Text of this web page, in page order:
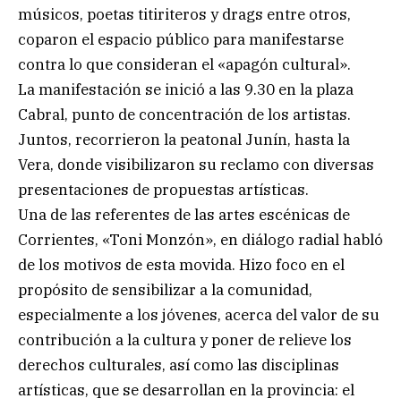
músicos, poetas titiriteros y drags entre otros,
coparon el espacio público para manifestarse
contra lo que consideran el «apagón cultural».
La manifestación se inició a las 9.30 en la plaza
Cabral, punto de concentración de los artistas.
Juntos, recorrieron la peatonal Junín, hasta la
Vera, donde visibilizaron su reclamo con diversas
presentaciones de propuestas artísticas.
Una de las referentes de las artes escénicas de
Corrientes, «Toni Monzón», en diálogo radial habló
de los motivos de esta movida. Hizo foco en el
propósito de sensibilizar a la comunidad,
especialmente a los jóvenes, acerca del valor de su
contribución a la cultura y poner de relieve los
derechos culturales, así como las disciplinas
artísticas, que se desarrollan en la provincia: el